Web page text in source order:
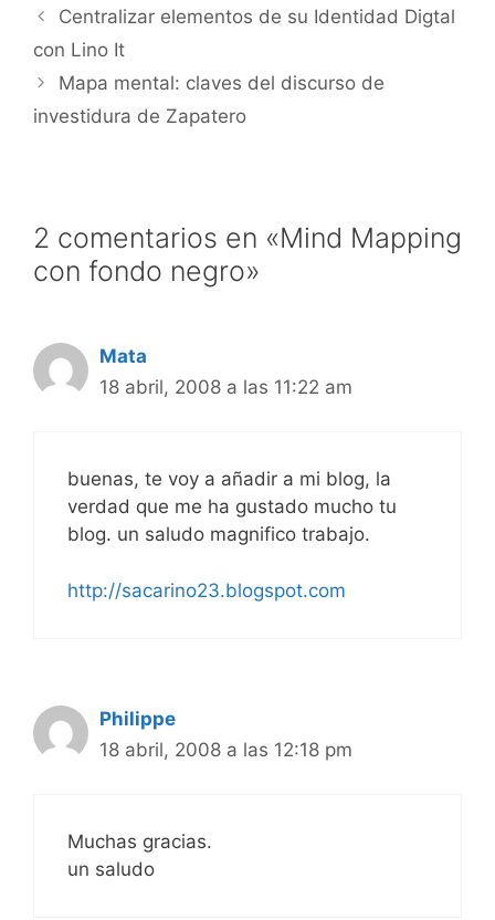
Centralizar elementos de su Identidad Digtal
con Lino It
Mapa mental: claves del discurso de
investidura de Zapatero
2 comentarios en «Mind Mapping
con fondo negro»
Mata
18 abril, 2008 a las 11:22 am
buenas, te voy a añadir a mi blog, la
verdad que me ha gustado mucho tu
blog. un saludo magnifico trabajo.
http://sacarino23.blogspot.com
Philippe
18 abril, 2008 a las 12:18 pm
Muchas gracias.
un saludo